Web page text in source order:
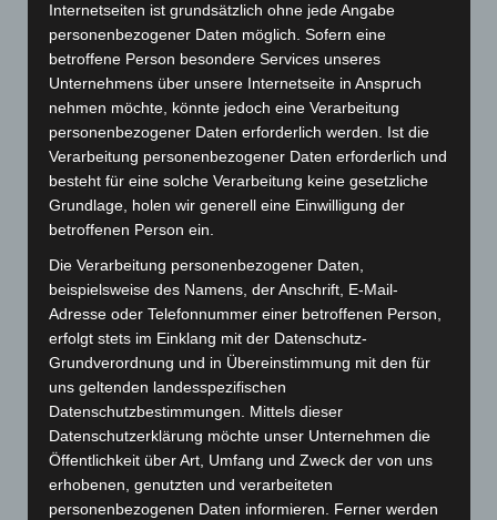
Herr Weihe hat sieben verschiedene Clownsspiele
identifiziert, die uns seine Ex-Schüler Wilson Torres
demonstriert.
1. Körperspiel – der tollpatschige Clown, der stolpert
und stürzt erfordert vom Menschen hinter der Maske
akrobatisches Können.
2. Sprechspiel – der stammelnde, um Worte ringende
Clown erfordert eine große Sprach- und
Stimmbeherrschung des Spielers
3. Generationsspiel – das kindlich, alberne Gehabe des
Clowns wird von einem erwachsenen Menschen
dargeboten
4. Ausbruchsspiel – die ganze Palette dramatischer
Gefühlsausbrüche wird willkürlich und technisch vom
Spieler produziert
5. Invasionsspiel – das Überschreiten persönlicher
Grenzen – Verwuscheln von Haaren etwa – wird von
einem zivilisierten Spieler ausgeführt
6. Genderspiel – die Verwandlung des Geschlechts wird
Internetseiten ist grundsätzlich ohne jede Angabe
personenbezogener Daten möglich. Sofern eine
betroffene Person besondere Services unseres
Unternehmens über unsere Internetseite in Anspruch
nehmen möchte, könnte jedoch eine Verarbeitung
personenbezogener Daten erforderlich werden. Ist die
Verarbeitung personenbezogener Daten erforderlich und
besteht für eine solche Verarbeitung keine gesetzliche
Grundlage, holen wir generell eine Einwilligung der
betroffenen Person ein.
Die Verarbeitung personenbezogener Daten,
beispielsweise des Namens, der Anschrift, E-Mail-
Adresse oder Telefonnummer einer betroffenen Person,
erfolgt stets im Einklang mit der Datenschutz-
Grundverordnung und in Übereinstimmung mit den für
uns geltenden landesspezifischen
Datenschutzbestimmungen. Mittels dieser
Datenschutzerklärung möchte unser Unternehmen die
Öffentlichkeit über Art, Umfang und Zweck der von uns
erhobenen, genutzten und verarbeiteten
personenbezogenen Daten informieren. Ferner werden